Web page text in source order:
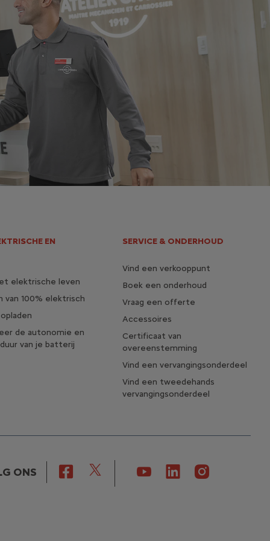
EN
elektrische leven
van 100% elektrisch
de autonomie en
van je batterij
SERVICE & ONDERHOUD
Vind een verkooppunt
Boek een onderhoud
Vraag een offerte
Accessoires
Certificaat van
overeenstemming
Vind een vervangingsonderdeel
Vind een tweedehands
vervangingsonderdeel
ONS